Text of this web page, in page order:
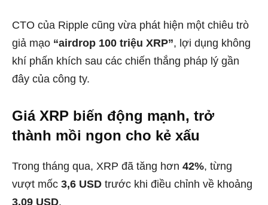
CTO của Ripple cũng vừa phát hiện một chiêu trò
giả mạo “airdrop 100 triệu XRP”, lợi dụng không
khí phấn khích sau các chiến thắng pháp lý gần
đây của công ty.
Giá XRP biến động mạnh, trở
thành mồi ngon cho kẻ xấu
Trong tháng qua, XRP đã tăng hơn 42%, từng
vượt mốc 3,6 USD trước khi điều chỉnh về khoảng
3,09 USD.